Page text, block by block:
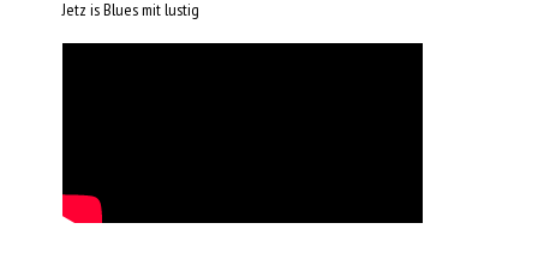
Jetz is Blues mit lustig